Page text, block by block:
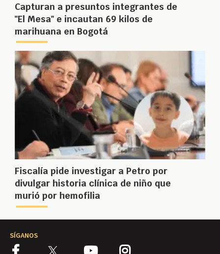
Capturan a presuntos integrantes de
"El Mesa" e incautan 69 kilos de
marihuana en Bogotá
Fiscalía pide investigar a Petro por
divulgar historia clínica de niño que
murió por hemofilia
SÍGANOS